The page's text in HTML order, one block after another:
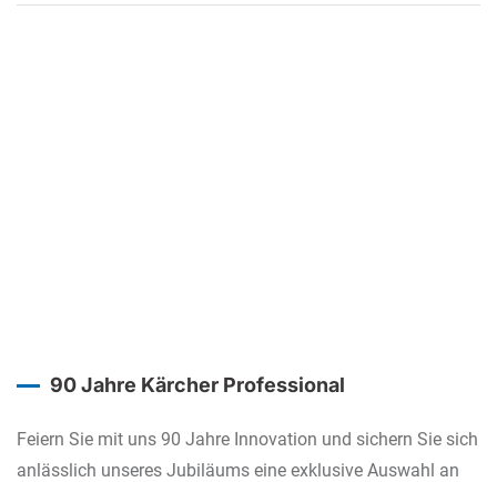
90 Jahre Kärcher Professional
Feiern Sie mit uns 90 Jahre Innovation und sichern Sie sich
anlässlich unseres Jubiläums eine exklusive Auswahl an